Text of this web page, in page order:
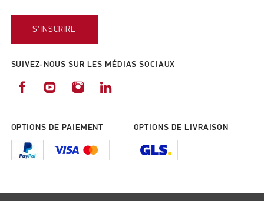
S'INSCRIRE
SUIVEZ-NOUS SUR LES MÉDIAS SOCIAUX
OPTIONS DE PAIEMENT OPTIONS DE LIVRAISON